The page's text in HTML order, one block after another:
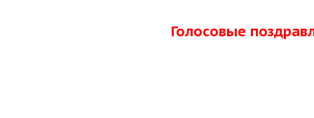
Голосовые